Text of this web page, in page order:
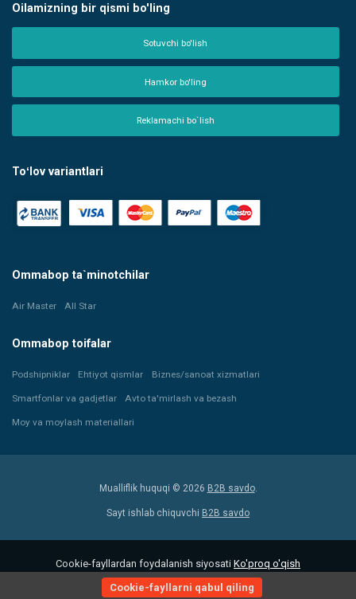
Oilamizning bir qismi bo'ling
Sotuvchi bo'lish
Hamkor bo'ling
Reklamachi bo`lish
Toʻlov variantlari
Ommabop ta`minotchilar
Air Master All Star
Ommabop toifalar
Podshipniklar Ehtiyot qismlar Biznes/sanoat xizmatlari
Smartfonlar va gadjetlar Avto ta'mirlash va bezash
Moy va moylash materiallari
Mualliflik huquqi © 2026 B2B savdo.
Sayt ishlab chiquvchi B2B savdo
Cookie-fayllardan foydalanish siyosati Ko'proq o'qish
Cookie-fayllarni qabul qiling